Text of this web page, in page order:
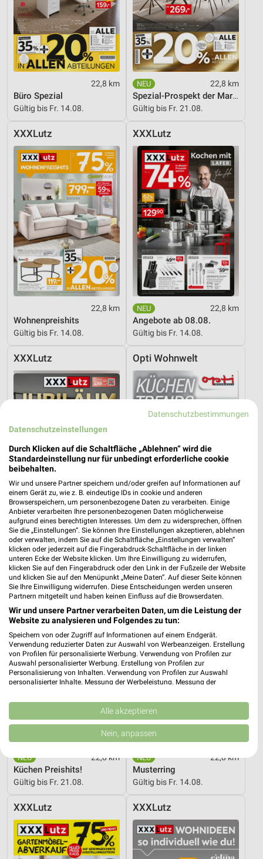
22,8 km
Büro Spezial
Gültig bis Fr. 14.08.
22,8 km
Spezial-Prospekt der Marken
Gültig bis Fr. 21.08.
XXXLutz
22,8 km
Wohnenpreishits
Gültig bis Fr. 14.08.
XXXLutz
22,8 km
Angebote ab 08.08.
Gültig bis Fr. 14.08.
XXXLutz
22,8 km
Angebote ab 08.08.
Gültig bis Fr. 14.08.
Opti Wohnwelt
21,2 km
Küchentrends
Gültig bis Mi. 30.09.
XXXLutz
22,8 km
Küchen Preishits!
Gültig bis Fr. 21.08.
XXXLutz
22,8 km
Musterring
Gültig bis Fr. 14.08.
XXXLutz XXXLutz
Datenschutzbestimmungen
Datenschutzeinstellungen
Durch Klicken auf die Schaltfläche „Ablehnen“ wird die
Standardeinstellung nur für unbedingt erforderliche cookie
beibehalten.
Wir und unsere Partner speichern und/oder greifen auf Informationen auf
einem Gerät zu, wie z. B. eindeutige IDs in cookie und anderen
Browserspeichern, um personenbezogene Daten zu verarbeiten. Einige
Anbieter verarbeiten Ihre personenbezogenen Daten möglicherweise
aufgrund eines berechtigten Interesses. Um dem zu widersprechen, öffnen
Sie die „Einstellungen“. Sie können Ihre Einstellungen akzeptieren, ablehnen
oder verwalten, indem Sie auf die Schaltfläche „Einstellungen verwalten“
klicken oder jederzeit auf die Fingerabdruck-Schaltfläche in der linken
unteren Ecke der Website klicken. Um Ihre Einwilligung zu widerrufen,
klicken Sie auf den Fingerabdruck oder den Link in der Fußzeile der Website
und klicken Sie auf den Menüpunkt „Meine Daten“. Auf dieser Seite können
Sie Ihre Einwilligung widerrufen. Diese Entscheidungen werden unseren
Partnern mitgeteilt und haben keinen Einfluss auf die Browserdaten.
Wir und unsere Partner verarbeiten Daten, um die Leistung der
Website zu analysieren und Folgendes zu tun:
Speichern von oder Zugriff auf Informationen auf einem Endgerät.
Verwendung reduzierter Daten zur Auswahl von Werbeanzeigen. Erstellung
von Profilen für personalisierte Werbung. Verwendung von Profilen zur
Auswahl personalisierter Werbung. Erstellung von Profilen zur
Personalisierung von Inhalten. Verwendung von Profilen zur Auswahl
personalisierter Inhalte. Messung der Werbeleistung. Messung der
Kombinationen von Daten aus verschiedenen Quellen. Entwicklung und
Verbesserung der Angebote. Verwendung reduzierter Daten zur Auswahl
von Inhalten.
Daten können außerhalb der Europäischen Union weitergegeben und in die
USA gesendet werden.
Website/App.
IAB-Verarbeitungszwecke:
Speichern von oder Zugriff auf Informationen
auf einem Endgerät
Alle akzeptieren
Nein, anpassen